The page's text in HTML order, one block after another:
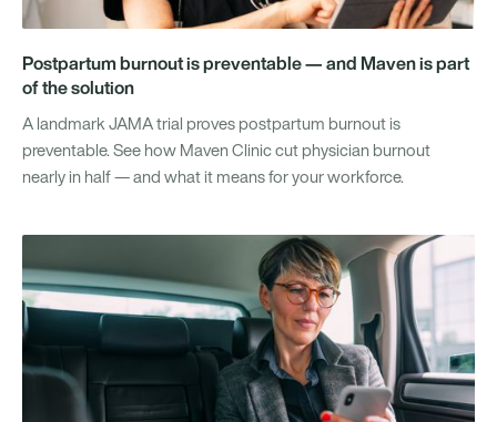
Postpartum burnout is preventable — and Maven is part
of the solution
A landmark JAMA trial proves postpartum burnout is
preventable. See how Maven Clinic cut physician burnout
nearly in half — and what it means for your workforce.